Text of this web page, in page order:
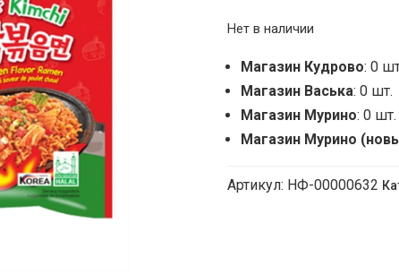
Нет в наличии
Магазин Кудрово: 0
Магазин Васька: 0 шт.
Магазин Мурино: 0 шт.
Магазин Мурино
Артикул: НФ-00000632